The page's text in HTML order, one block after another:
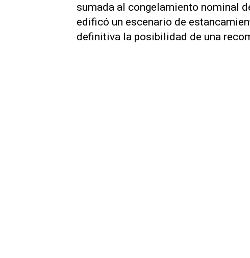
sumada al congelamiento nominal
edificó un escenario de
definitiva la posibilidad de una